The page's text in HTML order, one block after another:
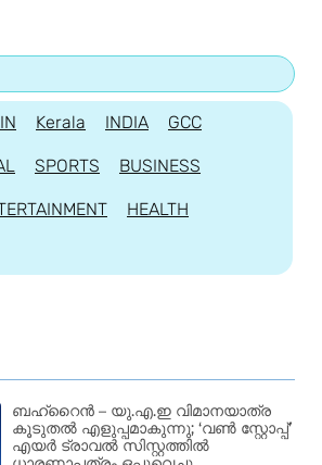
Kerala INDIA GCC
SPORTS BUSINESS
HEALTH
ബഹ്‌റൈൻ – യു.എ.ഇ വിമാനയാത്ര
കൂടുതൽ എളുപ്പമാകുന്നു; ‘വൺ സ്റ്റോപ്പ്’
എയർ ട്രാവൽ സിസ്റ്റത്തിൽ